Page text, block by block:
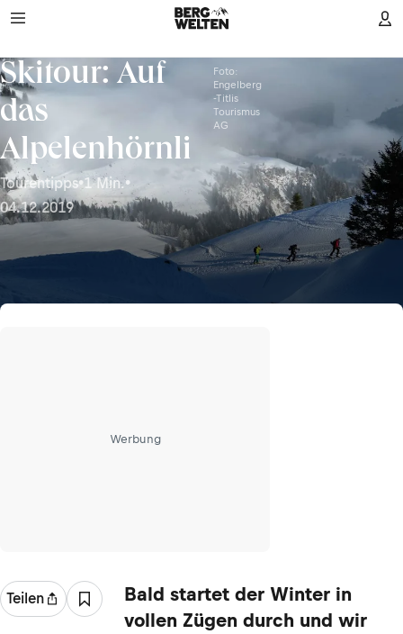
Skitour: Auf
das
Alpelenhörnli
Tourentipps•1 Min.•
04.12.2019
Foto:
Engelberg
-Titlis
Tourismus
AG
Werbung
Teilen
Bald startet der Winter in
vollen Zügen durch und wir